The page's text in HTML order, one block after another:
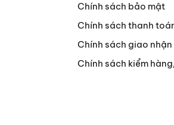
Chính sách bảo mật
Chính sách thanh
Chính sách giao
Chính sách kiểm